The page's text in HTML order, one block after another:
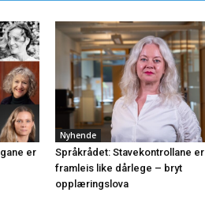
er
Nyhende
Språkrådet: Stavekontrollane er
framleis like dårlege – bryt
opplæringslova